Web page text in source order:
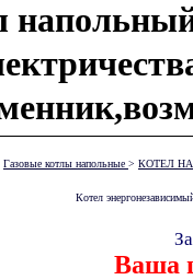
Газовые котлы напольные > КОТЕЛ
Котел
Ваша